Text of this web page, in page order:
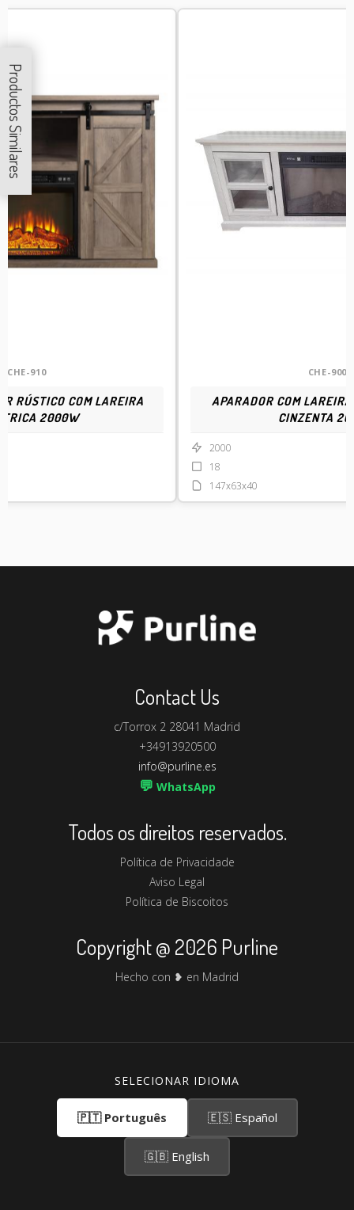
Productos Similares
CHE-910
RÚSTICO COM LAREIRA
2000W
CHE-900
APARADOR COM
CINZENTA
2000
18
147x63x40
Contact Us
c/Torrox 2 28041 Madrid
+34913920500
info@purline.es
💬 WhatsApp
Todos os direitos reservados.
Política de Privacidade
Aviso Legal
Política de Biscoitos
Copyright @ 2026 Purline
Hecho con ❥ en Madrid
SELECIONAR IDIOMA
🇵🇹 Português 🇪🇸 Español
🇬🇧 English